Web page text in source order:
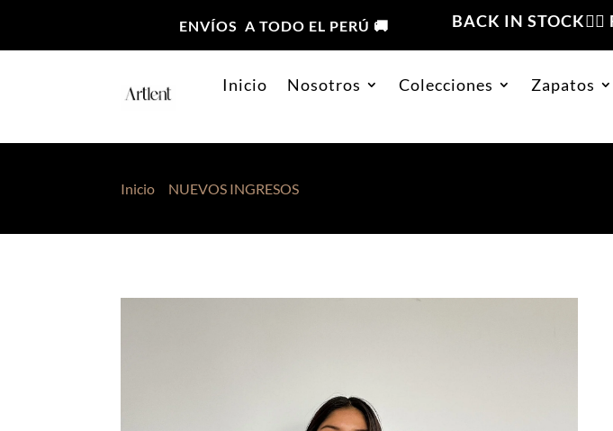
ENVÍOS A TODO EL PERÚ 🚚 BACK IN
Inicio Nosotros Colecciones Zapatos
Inicio NUEVOS INGRESOS